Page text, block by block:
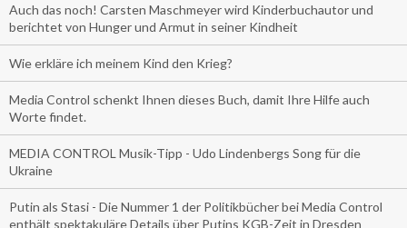
Auch das noch! Carsten Maschmeyer wird Kinderbuchautor und
berichtet von Hunger und Armut in seiner Kindheit
Wie erkläre ich meinem Kind den Krieg?
Media Control schenkt Ihnen dieses Buch, damit Ihre Hilfe auch
Worte findet.
MEDIA CONTROL Musik-Tipp - Udo Lindenbergs Song für die
Ukraine
Putin als Stasi - Die Nummer 1 der Politikbücher bei Media Control
enthält spektakuläre Details über Putins KGB-Zeit in Dresden